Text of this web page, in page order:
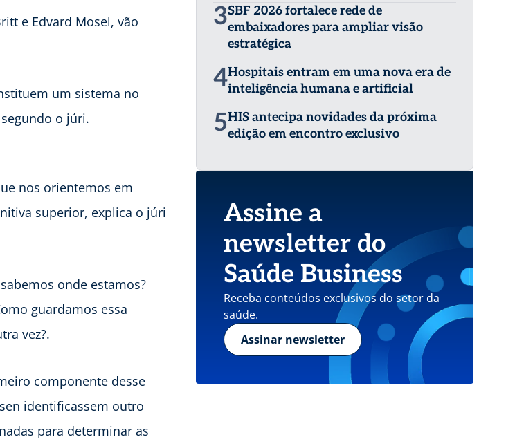
e Edvard Mosel, vão
um sistema no
o júri.
nos orientemos em
superior, explica o júri
onde estamos?
guardamos essa
vez?.
componente desse
identificassem outro
para determinar as
3SBF 2026 fortalece rede de
embaixadores para ampliar visão
estratégica
4Hospitais entram em uma nova era de
inteligência humana e artificial
5HIS antecipa novidades da próxima
edição em encontro exclusivo
Assine a
newsletter do
Saúde Business
Receba conteúdos exclusivos do setor da
saúde.
Assinar newsletter